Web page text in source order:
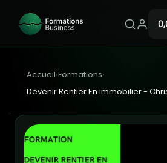
Accueil›Formations›
Devenir Rentier En Immobilier -